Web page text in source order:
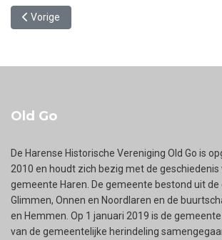
Vorig artikel: Harens Old Goud 2018-1
Vorige
Old Go
De Harense Historische Vereniging Old Go is
2010 en houdt zich bezig met de
gemeente Haren. De gemeente bestond uit de
Glimmen, Onnen en Noordlaren en de
en Hemmen. Op 1 januari 2019 is de
van de gemeentelijke herindeling